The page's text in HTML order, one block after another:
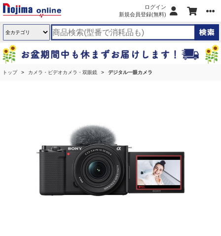
ログイン
新規会員登録(無料)
トップ カメラ・ビデオカメラ・双眼鏡 デジタル一眼カメラ